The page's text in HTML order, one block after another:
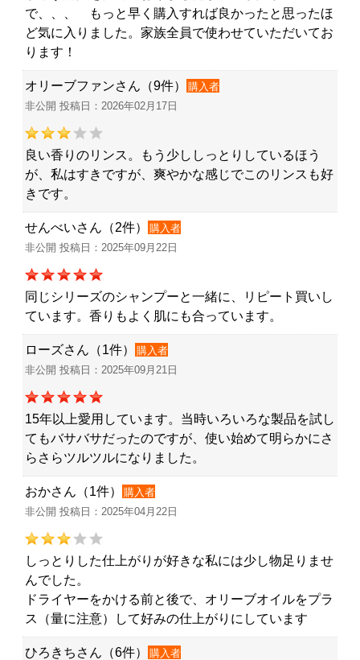
で、、、 もっと早く購入すれば良かったと思ったほ
ど気に入りました。家族全員で使わせていただいてお
ります！
オリーブファンさん（9件）
購入者
非公開 投稿日：2026年02月17日
良い香りのリンス。もう少ししっとりしているほう
が、私はすきですが、爽やかな感じでこのリンスも好
きです。
せんべいさん（2件）
購入者
非公開 投稿日：2025年09月22日
同じシリーズのシャンプーと一緒に、リピート買いし
ています。香りもよく肌にも合っています。
ローズさん（1件）
購入者
非公開 投稿日：2025年09月21日
15年以上愛用しています。当時いろいろな製品を試し
てもバサバサだったのですが、使い始めて明らかにさ
らさらツルツルになりました。
おかさん（1件）
購入者
非公開 投稿日：2025年04月22日
しっとりした仕上がりが好きな私には少し物足りませ
んでした。
ドライヤーをかける前と後で、オリーブオイルをプラ
ス（量に注意）して好みの仕上がりにしています
ひろきちさん（6件）
購入者